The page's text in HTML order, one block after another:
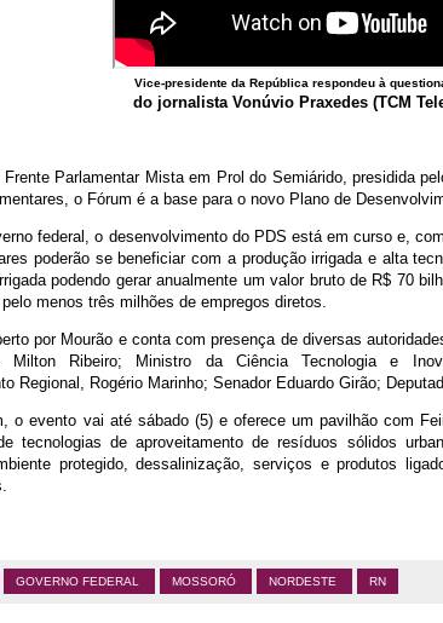
Vice-presidente da República respondeu à
do jornalista Vonúvio Praxedes (TCM
Frente Parlamentar Mista em Prol do Semiárido, presidida
o Fórum é a base para o novo Plano de
federal, o desenvolvimento do PDS está em curso e,
poderão se beneficiar com a produção irrigada e alta
podendo gerar anualmente um valor bruto de R$ 70
menos três milhões de empregos diretos.
por Mourão e conta com presença de diversas
Milton Ribeiro; Ministro da Ciência Tecnologia e
Regional, Rogério Marinho; Senador Eduardo Girão;
o evento vai até sábado (5) e oferece um pavilhão com
tecnologias de aproveitamento de resíduos sólidos
protegido, dessalinização, serviços e produtos
GOVERNO FEDERAL MOSSORÓ NORDESTE RN